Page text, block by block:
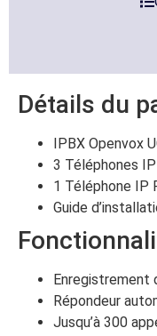
Détails du
IPBX Openvox
3 Téléphones IP
1 Téléphone IP
Guide
Enregistrement
Répondeur
Jusqu’à 300